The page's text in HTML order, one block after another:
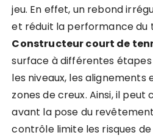
jeu. En effet, un rebond
et réduit la performance du
Constructeur court de
surface à différentes
les niveaux, les alignements
zones de creux. Ainsi, il
avant la pose du
contrôle limite les risques